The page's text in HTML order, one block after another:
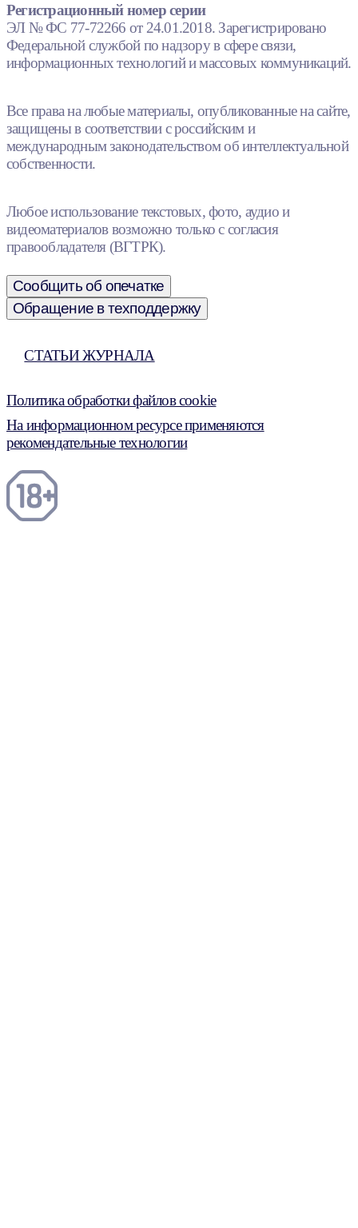
Регистрационный номер серии
ЭЛ № ФС 77-72266 от 24.01.2018. Зарегистрировано
Федеральной службой по надзору в сфере связи,
информационных технологий и массовых коммуникаций.
Все права на любые материалы, опубликованные на сайте,
защищены в соответствии с российским и
международным законодательством об интеллектуальной
собственности.
Любое использование текстовых, фото, аудио и
видеоматериалов возможно только с согласия
правообладателя (ВГТРК).
Сообщить об опечатке
Обращение в техподдержку
СТАТЬИ ЖУРНАЛА
Политика обработки файлов cookie
На информационном ресурсе применяются
рекомендательные технологии